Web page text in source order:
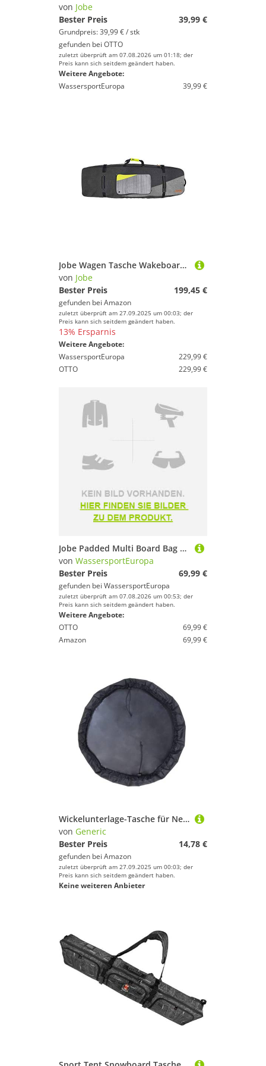
von Jobe
Bester Preis
39,99 €
Grundpreis: 39,99 € / stk
gefunden bei OTTO
zuletzt überprüft am 07.08.2026 um 01:18; der
Preis kann sich seitdem geändert haben.
Weitere Angebote:
WassersportEuropa
39,99 €
Jobe Wagen Tasche Wakeboard Zubehör, Mehrfarbig, One Size
von Jobe
Bester Preis
199,45 €
gefunden bei Amazon
zuletzt überprüft am 27.09.2025 um 00:03; der
Preis kann sich seitdem geändert haben.
13% Ersparnis
Weitere Angebote:
WassersportEuropa
229,99 €
OTTO
229,99 €
Jobe Padded Multi Board Bag Kneeboard Wakeboard Wakesurfer Tasche 165x60cm
von WassersportEuropa
Bester Preis
69,99 €
gefunden bei WassersportEuropa
zuletzt überprüft am 07.08.2026 um 00:53; der
Preis kann sich seitdem geändert haben.
Weitere Angebote:
OTTO
69,99 €
Amazon
69,99 €
Wickelunterlage-Tasche für Neoprenanzug, Wickelunterlage, wasserdichte Strandtasche, Surf-Pad mit Schultergurt, Surfzubehör für Wakeboarden, Tauchen, Schwimmen, Angeln
von Generic
Bester Preis
14,78 €
gefunden bei Amazon
zuletzt überprüft am 27.09.2025 um 00:03; der
Preis kann sich seitdem geändert haben.
Keine weiteren Anbieter